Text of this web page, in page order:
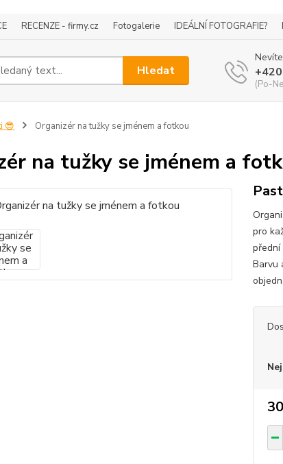
RECENZE - firmy.cz Fotogalerie IDEÁLNÍ FOTOGRAFIE?
Hledat
(Po-
😎 Organizér na tužky se jménem a fotkou
na tužky se jménem a
pro
přední
Barvu